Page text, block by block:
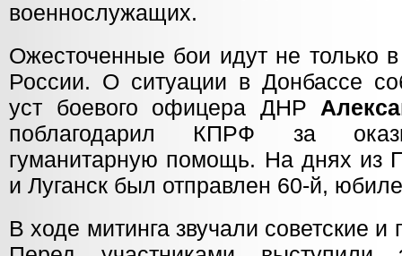
военнослужащих.
Ожесточенные бои идут не только
России. О ситуации в Донбассе
уст боевого офицера ДНР
поблагодарил КПРФ за
гуманитарную помощь. На днях из
и Луганск был отправлен 60-й,
В ходе митинга звучали советские и